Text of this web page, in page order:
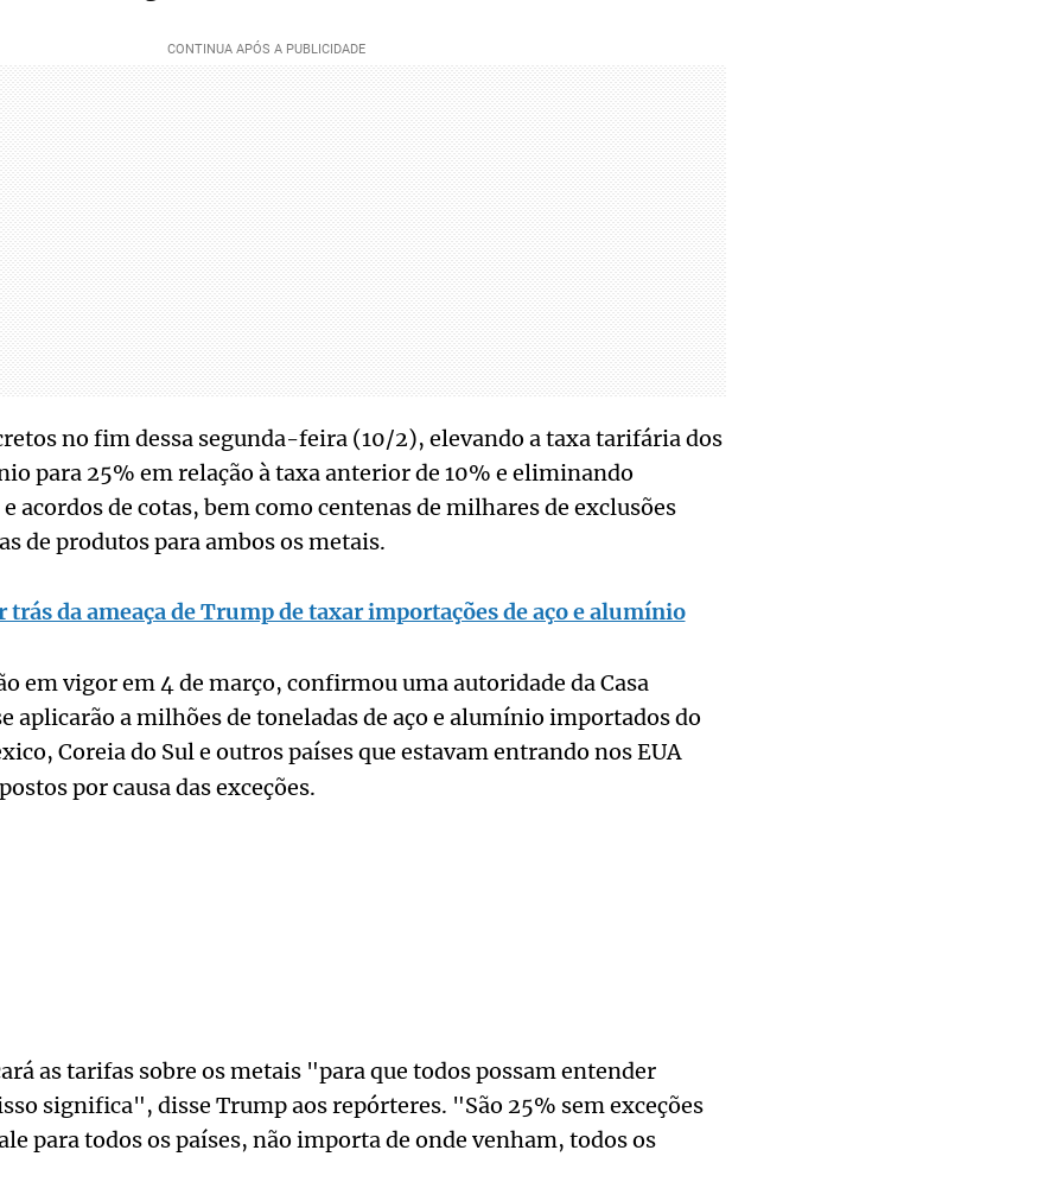
no fim dessa segunda-feira (10/2), elevando a taxa tarifária dos
para 25% em relação à taxa anterior de 10% e eliminando
e acordos de cotas, bem como centenas de milhares de exclusões
de produtos para ambos os metais.
trás da ameaça de Trump de taxar importações de aço e alumínio
em vigor em 4 de março, confirmou uma autoridade da Casa
aplicarão a milhões de toneladas de aço e alumínio importados do
Coreia do Sul e outros países que estavam entrando nos EUA
por causa das exceções.
as tarifas sobre os metais "para que todos possam entender
significa", disse Trump aos repórteres. "São 25% sem exceções
para todos os países, não importa de onde venham, todos os